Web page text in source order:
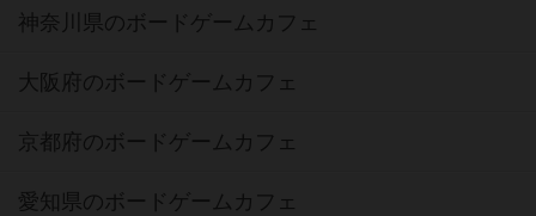
神奈川県のボードゲームカフェ
大阪府のボードゲームカフェ
京都府のボードゲームカフェ
愛知県のボードゲームカフェ